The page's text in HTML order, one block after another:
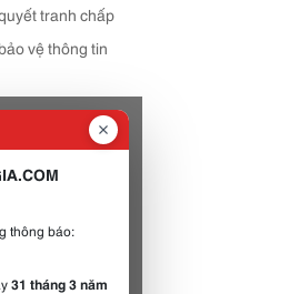
tranh chấp
vệ thông tin
thông báo:
31 tháng 3 năm